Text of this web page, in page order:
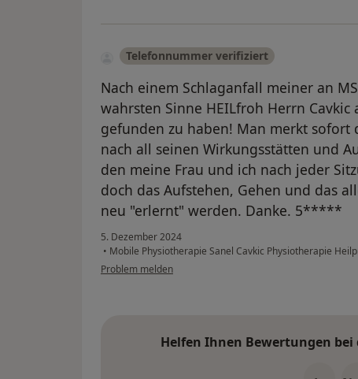
Telefonnummer verifiziert
Nach einem Schlaganfall meiner an
wahrsten Sinne HEILfroh Herrn
gefunden zu haben! Man merkt sofort
nach all seinen Wirkungsstätten und
den meine Frau und ich nach jeder
doch das Aufstehen, Gehen und das
neu "erlernt" werden. Danke. 5*****
5. Dezember 2024
• Mobile Physiotherapie Sanel Cavkic Physiotherapie
Problem melden
Helfen Ihnen Bewertungen